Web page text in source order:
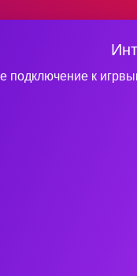
подключение к